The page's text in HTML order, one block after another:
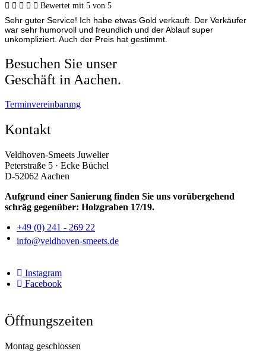
     Bewertet mit 5 von 5
Sehr guter Service! Ich habe etwas Gold verkauft. Der Verkäufer
war sehr humorvoll und freundlich und der Ablauf super
unkompliziert. Auch der Preis hat gestimmt.
Besuchen Sie unser
Geschäft in Aachen.
Terminvereinbarung
Kontakt
Veldhoven-Smeets Juwelier
Peterstraße 5 · Ecke Büchel
D-52062 Aachen
Aufgrund einer Sanierung finden Sie uns vorübergehend
schräg gegenüber: Holzgraben 17/19.
+49 (0) 241 - 269 22
info@veldhoven-smeets.de
Instagram
Facebook
Öffnungszeiten
Montag geschlossen